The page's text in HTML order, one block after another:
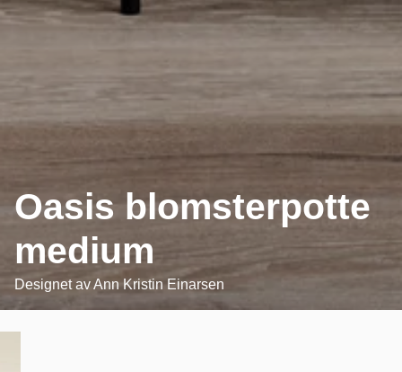
Oasis blomsterpotte
medium
Designet avAnn Kristin Einarsen